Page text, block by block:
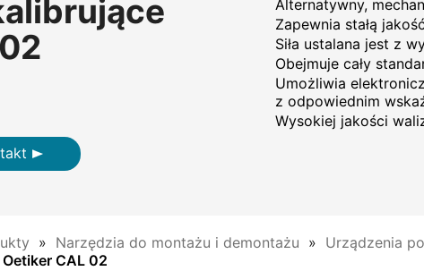
Alternatywny,
Zapewnia stałą
Siła ustalana jest z
Obejmuje cały
Umożliwia
z odpowiednim
Wysokiej jakości
Narzędzia do montażu i demontażu
Urządzenia
CAL 02